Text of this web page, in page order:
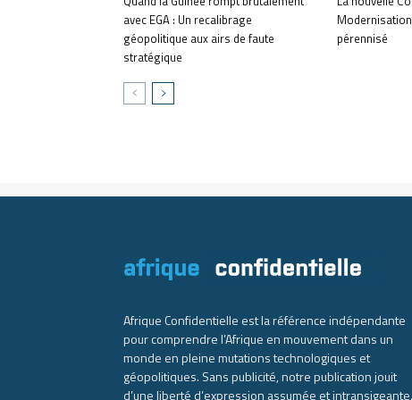
avec EGA : Un recalibrage
géopolitique aux airs de faute
stratégique
pérennisé
Afrique Confidentielle est la référence indépendante
pour comprendre l’Afrique en mouvement dans un
monde en pleine mutations technologiques et
géopolitiques. Sans publicité, notre publication jouit
d’une liberté d’expression assumée et intransigeante.